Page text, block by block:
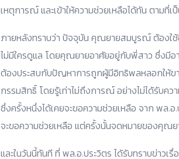
เหตุการณ์ และเข้าให้ความช่วยเหลือได้ทัน ตามที่เ
ภายหลังทราบว่า ปัจจุบัน คุณยายสมบูรณ์ ต้องใช้
ไม่มีใครดูแล โดยคุณยายอาศัยอยู่กับพี่สาว ซึ่งมี
ต้องประสบกับปัญหาการถูกผู้มีอิทธิพลหลอกให้ข
กรรมสิทธิ์ โดยรู้เท่าไม่ถึงการณ์ อย่างไม่ได้รับ
ซึ่งครั้งหนึ่งได้เคยจะขอความช่วยเหลือ จาก พล.
จะขอความช่วยเหลือ แต่ครั้งนั้นจดหมายของคุณย
และในวันนี้ทันที ที่ พล.อ.ประวิตร ได้รับทราบข่า